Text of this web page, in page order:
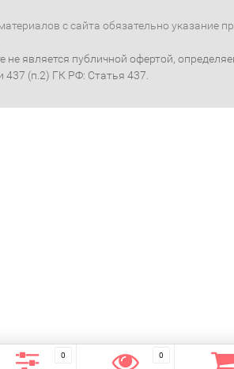
с сайта обязательно указание
не является публичной офертой,
(п.2) ГК РФ: Статья 437.
0 0